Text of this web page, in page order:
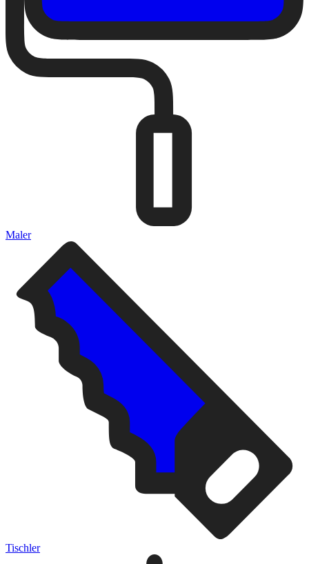
Maler
Tischler